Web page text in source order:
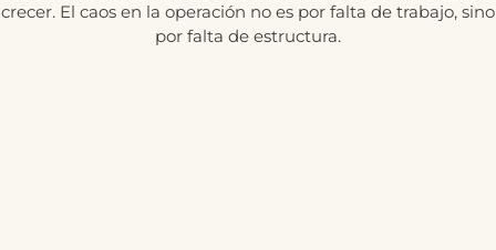
crecer. El caos en la operación no es por falta de trabajo, sino
por falta de estructura.